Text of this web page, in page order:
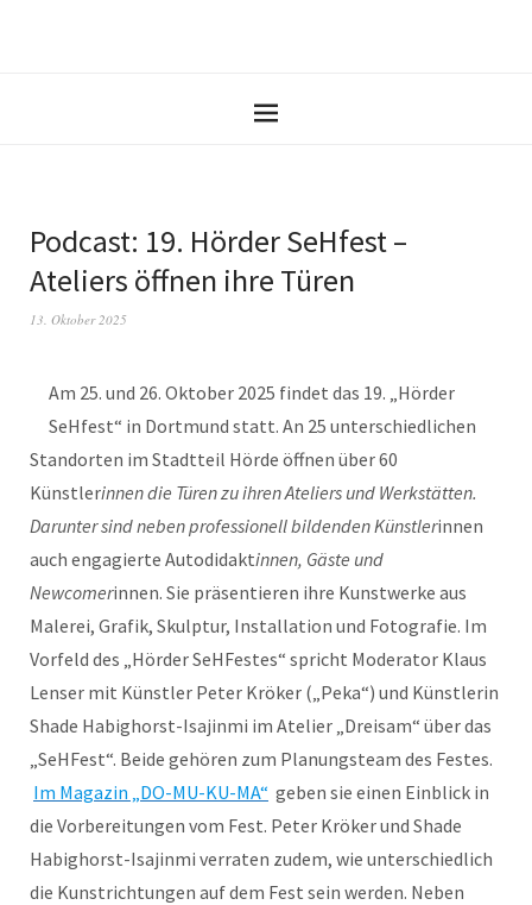
Podcast: 19. Hörder SeHfest –
Ateliers öffnen ihre Türen
13. Oktober 2025
Am 25. und 26. Oktober 2025 findet das 19. „Hörder
SeHfest“ in Dortmund statt. An 25 unterschiedlichen
Standorten im Stadtteil Hörde öffnen über 60
Künstlerinnen die Türen zu ihren Ateliers und Werkstätten.
Darunter sind neben professionell bildenden Künstlerinnen
auch engagierte Autodidaktinnen, Gäste und
Newcomerinnen. Sie präsentieren ihre Kunstwerke aus
Malerei, Grafik, Skulptur, Installation und Fotografie. Im
Vorfeld des „Hörder SeHFestes“ spricht Moderator Klaus
Lenser mit Künstler Peter Kröker („Peka“) und Künstlerin
Shade Habighorst-Isajinmi im Atelier „Dreisam“ über das
„SeHFest“. Beide gehören zum Planungsteam des Festes.
Im Magazin „DO-MU-KU-MA“ geben sie einen Einblick in
die Vorbereitungen vom Fest. Peter Kröker und Shade
Habighorst-Isajinmi verraten zudem, wie unterschiedlich
die Kunstrichtungen auf dem Fest sein werden. Neben